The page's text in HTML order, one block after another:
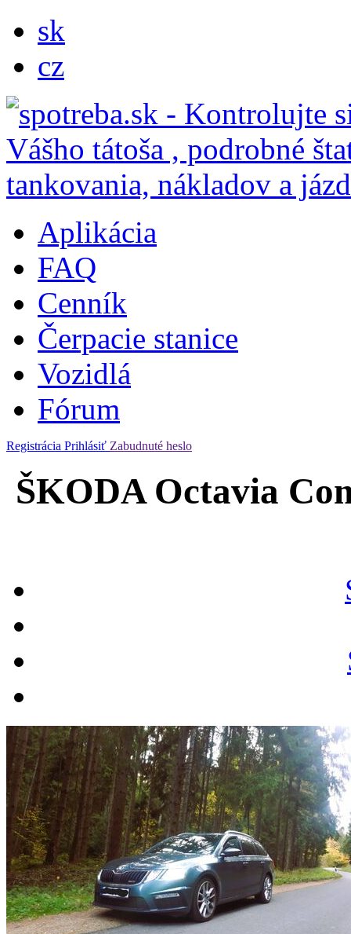
sk
cz
Aplikácia
FAQ
Cenník
Čerpacie stanice
Vozidlá
Fórum
Registrácia Prihlásiť Zabudnuté heslo
ŠKODA Octavia